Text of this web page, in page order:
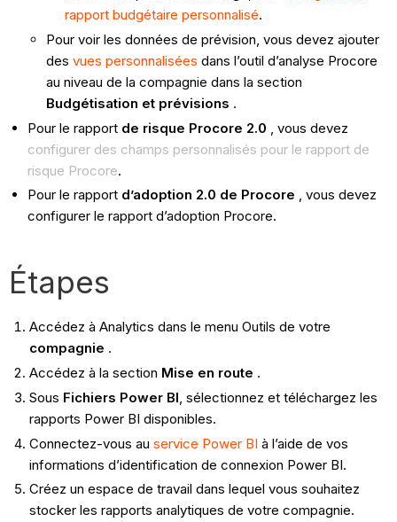
rapport budgétaire personnalisé.
Pour voir les données de prévision, vous devez ajouter
desvues personnalisées dans l’outil d’analyse Procore
au niveau de la compagnie dans la section
Budgétisation et prévisions .
Pour le rapport de risque Procore 2.0 , vous devez
configurer des champs personnalisés pour le rapport de
risque Procore.
Pour le rapport d’adoption 2.0 de Procore , vous devez
configurer le rapport d’adoption Procore.
Étapes
Accédez à Analytics dans le menu Outils de votre
compagnie .
Accédez à la section Mise en route .
Sous Fichiers Power BI, sélectionnez et téléchargez les
rapports Power BI disponibles.
Connectez-vous au service Power BI à l’aide de vos
informations d’identification de connexion Power BI.
Créez un espace de travail dans lequel vous souhaitez
stocker les rapports analytiques de votre compagnie.